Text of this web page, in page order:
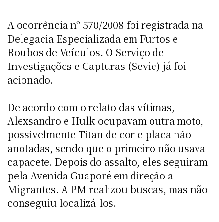
A ocorrência nº 570/2008 foi registrada na
Delegacia Especializada em Furtos e
Roubos de Veículos. O Serviço de
Investigações e Capturas (Sevic) já foi
acionado.
De acordo com o relato das vítimas,
Alexsandro e Hulk ocupavam outra moto,
possivelmente Titan de cor e placa não
anotadas, sendo que o primeiro não usava
capacete. Depois do assalto, eles seguiram
pela Avenida Guaporé em direção a
Migrantes. A PM realizou buscas, mas não
conseguiu localizá-los.